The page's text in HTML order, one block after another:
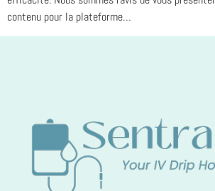
contenu pour la plateforme…